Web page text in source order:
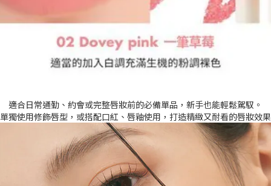
適合日常通勤、約會或完整唇妝前的必備單品，新手也能輕鬆駕馭。
獨使用修飾唇型，或搭配口紅、唇釉使用，打造精緻又耐看的唇妝效